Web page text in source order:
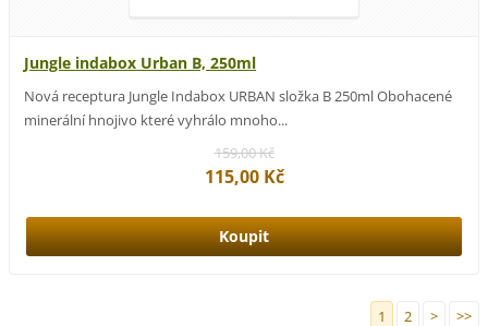
Jungle indabox Urban B, 250ml
Nová receptura Jungle Indabox URBAN složka B 250ml Obohacené
minerální hnojivo které vyhrálo mnoho...
159,00 Kč
115,00 Kč
1 2 > >>